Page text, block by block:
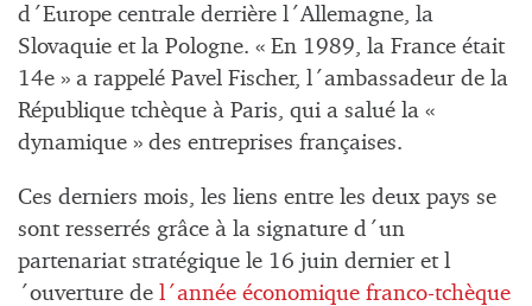
d´Europe centrale derrière l´Allemagne, la
Slovaquie et la Pologne. « En 1989, la France était
14e » a rappelé Pavel Fischer, l´ambassadeur de la
République tchèque à Paris, qui a salué la «
dynamique » des entreprises françaises.
Ces derniers mois, les liens entre les deux pays se
sont resserrés grâce à la signature d´un
partenariat stratégique le 16 juin dernier et l
´ouverture de l´année économique franco-tchèque